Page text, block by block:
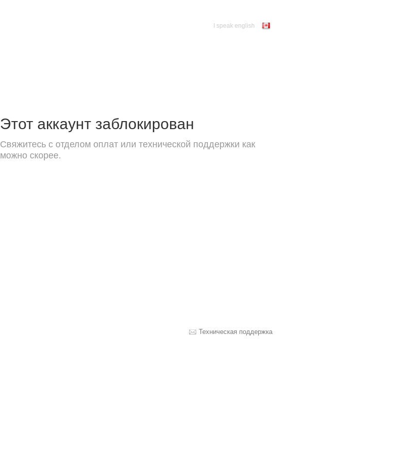
I speak english
Этот аккаунт заблокирован
Свяжитесь с отделом оплат или технической поддержки как
можно скорее.
Техническая поддержка